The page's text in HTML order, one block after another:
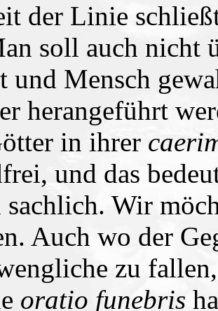
der Linie
soll auch nicht
und Mensch
herangeführt
in ihrer
und das
Wir
Auch wo der
zu
oratio funebris